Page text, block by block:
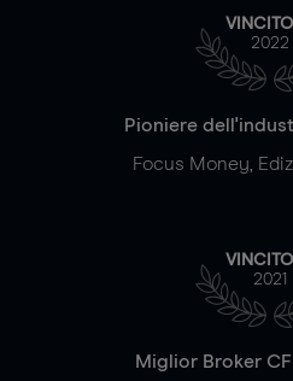
2022
Pioniere
Focus Money,
2021
Miglior Broker